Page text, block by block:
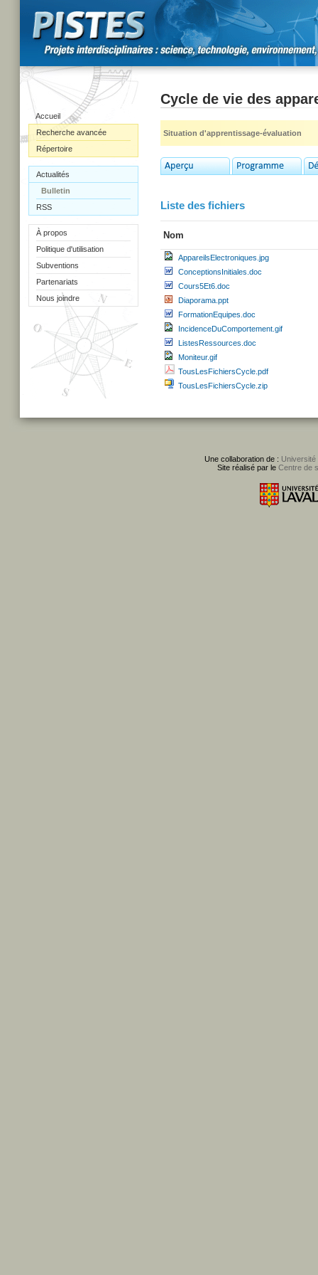
Accueil
Recherche avancée
Répertoire
Actualités
Bulletin
RSS
À propos
Politique d'utilisation
Subventions
Partenariats
Nous joindre
Cycle de vie des
Situation d'apprentissage-évaluation
Liste des fichiers
Nom
AppareilsElectroniques.jpg
ConceptionsInitiales.doc
Cours5Et6.doc
Diaporama.ppt
FormationEquipes.doc
IncidenceDuComportement.gif
ListesRessources.doc
Moniteur.gif
TousLesFichiersCycle.pdf
TousLesFichiersCycle.zip
Une collaboration de : Université
Site réalisé par le Centre de